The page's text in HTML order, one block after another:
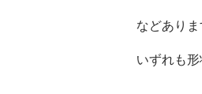
などありま
いずれも